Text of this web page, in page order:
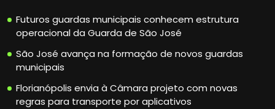
Futuros guardas municipais conhecem estrutura
operacional da Guarda de São José
São José avança na formação de novos guardas
municipais
Florianópolis envia à Câmara projeto com novas
regras para transporte por aplicativos